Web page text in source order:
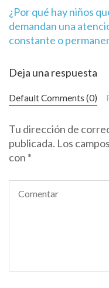
Navegación
de
entradas
¿Por qué hay niños
demandan una
constante o
Deja una respuesta
Default Comments (0)
Tu dirección de
publicada. Los
con *